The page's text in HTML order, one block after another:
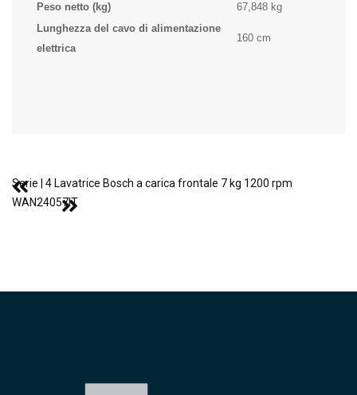
Peso netto (kg)
67,848 kg
Lunghezza del cavo di alimentazione
elettrica
160 cm
Serie | 4 Lavatrice Bosch a carica frontale 7 kg 1200 rpm
WAN24057IT